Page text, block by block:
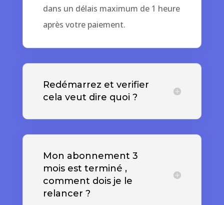
dans un délais maximum de 1 heure
après votre paiement.
Redémarrez et verifier
cela veut dire quoi ?
Mon abonnement 3
mois est terminé ,
comment dois je le
relancer ?